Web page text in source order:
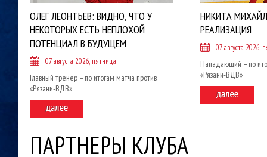
ОЛЕГ ЛЕОНТЬЕВ: ВИДНО, ЧТО У
НЕКОТОРЫХ ЕСТЬ НЕПЛОХОЙ
ПОТЕНЦИАЛ В БУДУЩЕМ
07 августа 2026, пятница
Главный тренер – по итогам матча против
«Рязани-ВДВ»
НИКИТА
РЕАЛИЗАЦИЯ
07 августа 2026,
Нападающий – по
«Рязани-ВДВ»
ПАРТНЕРЫ КЛУБА